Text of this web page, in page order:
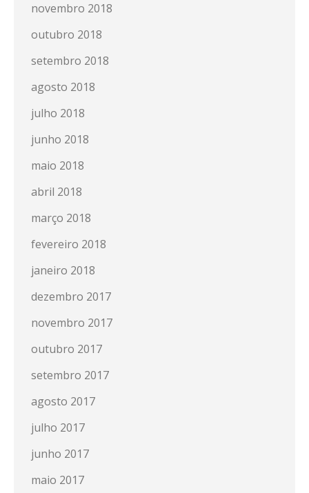
novembro 2018
outubro 2018
setembro 2018
agosto 2018
julho 2018
junho 2018
maio 2018
abril 2018
março 2018
fevereiro 2018
janeiro 2018
dezembro 2017
novembro 2017
outubro 2017
setembro 2017
agosto 2017
julho 2017
junho 2017
maio 2017